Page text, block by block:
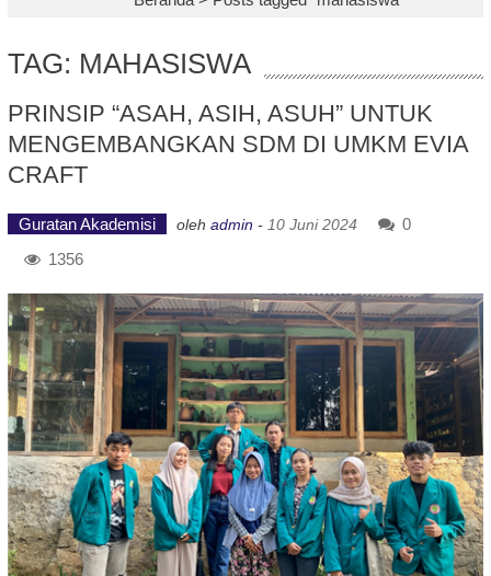
TAG: MAHASISWA
PRINSIP “ASAH, ASIH, ASUH” UNTUK
MENGEMBANGKAN SDM DI UMKM EVIA
CRAFT
Guratan Akademisi oleh admin - 10 Juni 2024
0
1356